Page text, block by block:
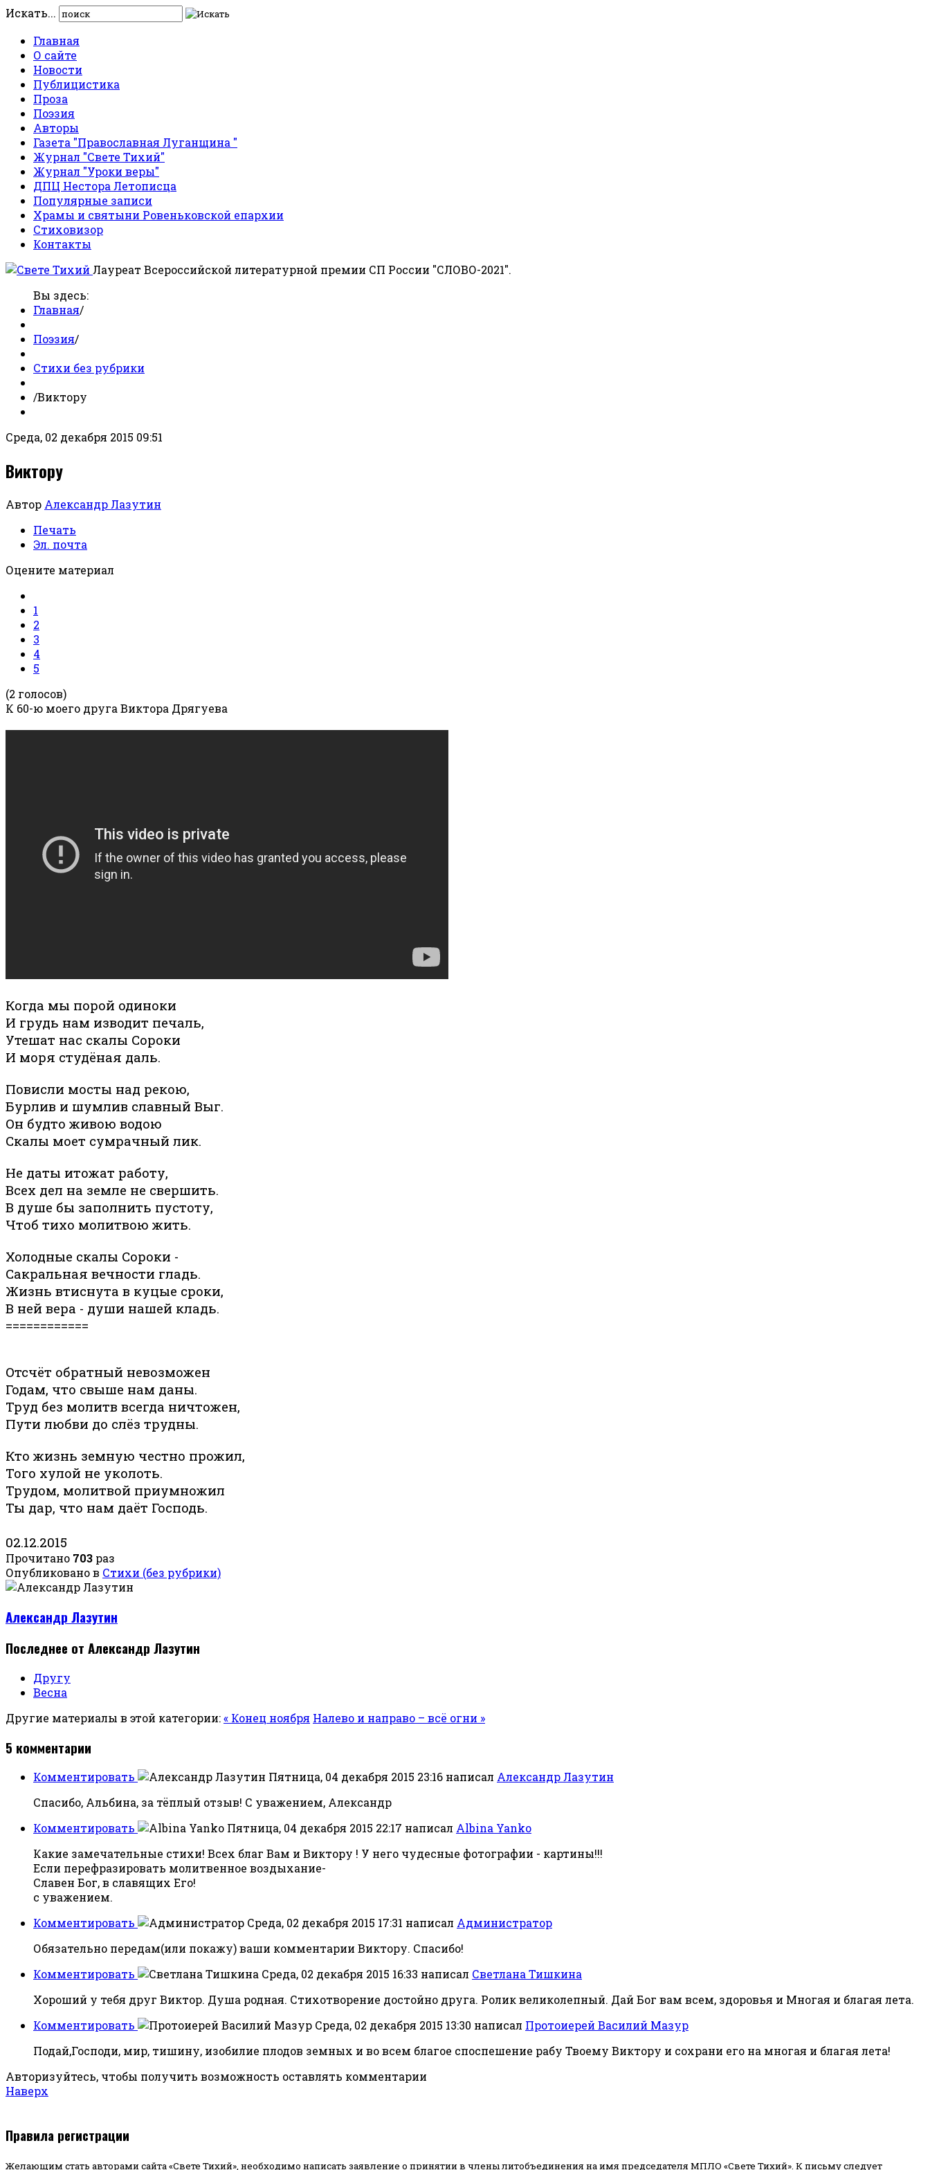
Искать...
Главная
О сайте
Новости
Публицистика
Проза
Поэзия
Авторы
Газета "Православная Луганщина "
Журнал "Свете Тихий"
Журнал "Уроки веры"
ДПЦ Нестора Летописца
Популярные записи
Храмы и святыни Ровеньковской епархии
Стиховизор
Контакты
Лауреат Всероссийской литературной премии СП России "СЛОВО-2021".
Вы здесь:
Главная/
Поэзия/
Стихи без рубрики
/Виктору
Среда, 02 декабря 2015 09:51
Виктору
Автор Александр Лазутин
Печать
Эл. почта
Оцените материал
1
2
3
4
5
(2 голосов)
К 60-ю моего друга Виктора Дрягуева
Когда мы порой одиноки
И грудь нам изводит печаль,
Утешат нас скалы Сороки
И моря студёная даль.
Повисли мосты над рекою,
Бурлив и шумлив славный Выг.
Он будто живою водою
Скалы моет сумрачный лик.
Не даты итожат работу,
Всех дел на земле не свершить.
В душе бы заполнить пустоту,
Чтоб тихо молитвою жить.
Холодные скалы Сороки -
Сакральная вечности гладь.
Жизнь втиснута в куцые сроки,
В ней вера - души нашей кладь.
============
Отсчёт обратный невозможен
Годам, что свыше нам даны.
Труд без молитв всегда ничтожен,
Пути любви до слёз трудны.
Кто жизнь земную честно прожил,
Того хулой не уколоть.
Трудом, молитвой приумножил
Ты дар, что нам даёт Господь.
02.12.2015
Прочитано 703 раз
Опубликовано в Стихи (без рубрики)
Александр Лазутин
Последнее от Александр Лазутин
Другу
Весна
Другие материалы в этой категории:« Конец ноября Налево и направо – всё огни »
5 комментарии
Комментировать Пятница, 04 декабря 2015 23:16 написал Александр Лазутин
Спасибо, Альбина, за тёплый отзыв! С уважением, Александр
Комментировать
Пятница, 04 декабря 2015 22:17 написал Albina Yanko
Какие замечательные стихи! Всех благ Вам и Виктору ! У него чудесные фотографии - картины!!!
Если перефразировать молитвенное воздыхание-
Славен Бог, в славящих Его!
с уважением.
Комментировать
Среда, 02 декабря 2015 17:31 написал Администратор
Обязательно передам(или покажу) ваши комментарии Виктору. Спасибо!
Комментировать
Среда, 02 декабря 2015 16:33 написал Светлана Тишкина
Хороший у тебя друг Виктор. Душа родная. Стихотворение достойно друга. Ролик великолепный. Дай Бог вам всем, здоровья и Многая и благая лета.
Комментировать
Среда, 02 декабря 2015 13:30 написал Протоиерей Василий Мазур
Подай,Господи, мир, тишину, изобилие плодов земных и во всем благое споспешение рабу Твоему Виктору и сохрани его на многая и благая лета!
Авторизуйтесь, чтобы получить возможность оставлять комментарии
Наверх
Правила регистрации
Желающим стать авторами сайта «Свете Тихий», необходимо написать заявление о принятии в члены литобъединения на имя председателя МПЛО «Свете Тихий». К письму следует